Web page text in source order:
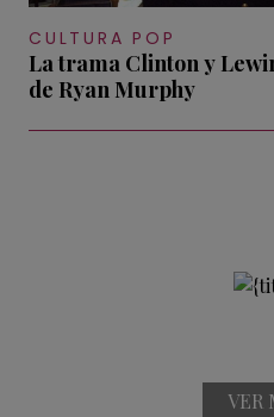
CULTURA POP
La trama Clinton y
de Ryan Murphy
VER